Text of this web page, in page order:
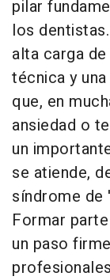
pilar
los
alta carga
técnica y
que, en
ansiedad o
un
se atiende,
síndrome de
Formar
un paso